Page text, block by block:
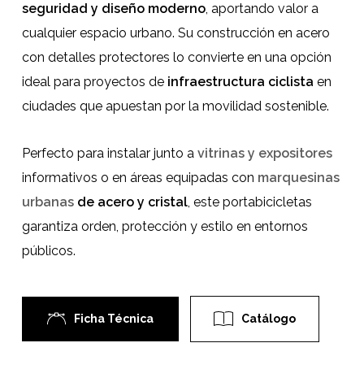
seguridad y diseño moderno, aportando valor a
cualquier espacio urbano. Su construcción en acero
con detalles protectores lo convierte en una opción
ideal para proyectos de infraestructura ciclista en
ciudades que apuestan por la movilidad sostenible.
Perfecto para instalar junto a vitrinas y expositores
informativos o en áreas equipadas con marquesinas
urbanasde acero y cristal, este portabicicletas
garantiza orden, protección y estilo en entornos
públicos.
Ficha Técnica Catálogo